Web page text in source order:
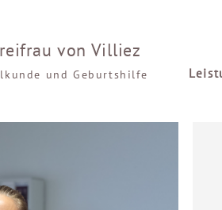
von Villiez
und Geburtshilfe